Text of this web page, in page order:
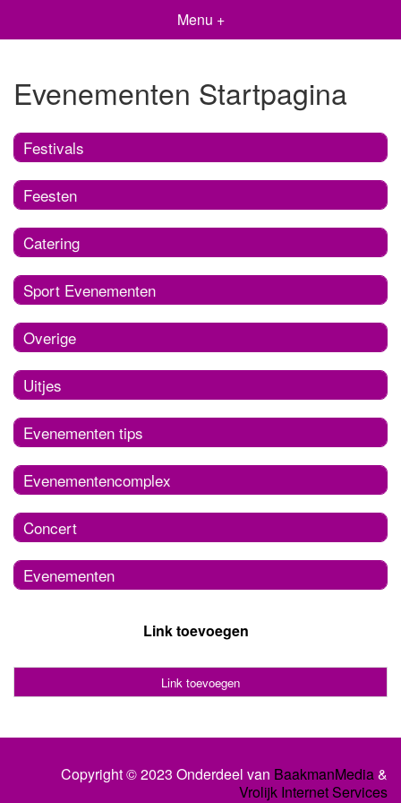
Menu +
Evenementen Startpagina
Festivals
Feesten
Catering
Sport Evenementen
Overige
Uitjes
Evenementen tips
Evenementencomplex
Concert
Evenementen
Link toevoegen
Link toevoegen
Copyright © 2023 Onderdeel van BaakmanMedia&
Vrolijk Internet Services